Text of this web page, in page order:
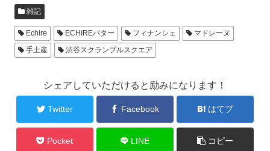
雑記
Echire ECHIREバター フィナンシェ
マドレーヌ
手土産
渋谷スクランブルスクエア
シェアしていただけると励みになります！
Twitter Facebook はてブ
Pocket LINE コピー